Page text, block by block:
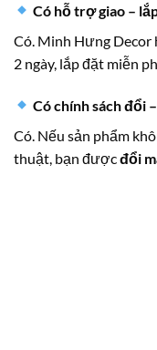
Có hỗ trợ giao –
Có. Minh Hưng Decor
2 ngày, lắp đặt miễn
Có chính sách đổi
Có. Nếu sản phẩm
thuật, bạn đượcđổi